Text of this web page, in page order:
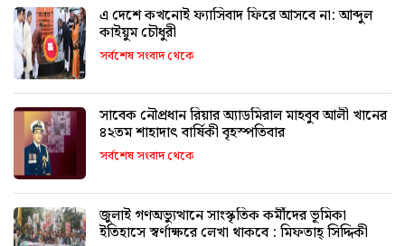
এ দেশে কখনোই ফ্যাসিবাদ ফিরে আসবে না: আব্দুল
কাইয়ুম চৌধুরী
সর্বশেষ সংবাদ থেকে
সাবেক নৌপ্রধান রিয়ার অ্যাডমিরাল মাহবুব আলী খানের
৪২তম শাহাদাৎ বার্ষিকী বৃহস্পতিবার
সর্বশেষ সংবাদ থেকে
জুলাই গণঅভ্যুত্থানে সাংস্কৃতিক কর্মীদের ভূমিকা
ইতিহাসে স্বর্ণাক্ষরে লেখা থাকবে : মিফতাহ্ সিদ্দিকী